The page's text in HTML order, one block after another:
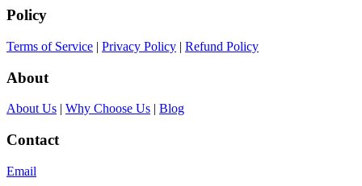
Policy
Terms of Service | Privacy Policy | Refund Policy
About
About Us | Why Choose Us | Blog
Contact
Email